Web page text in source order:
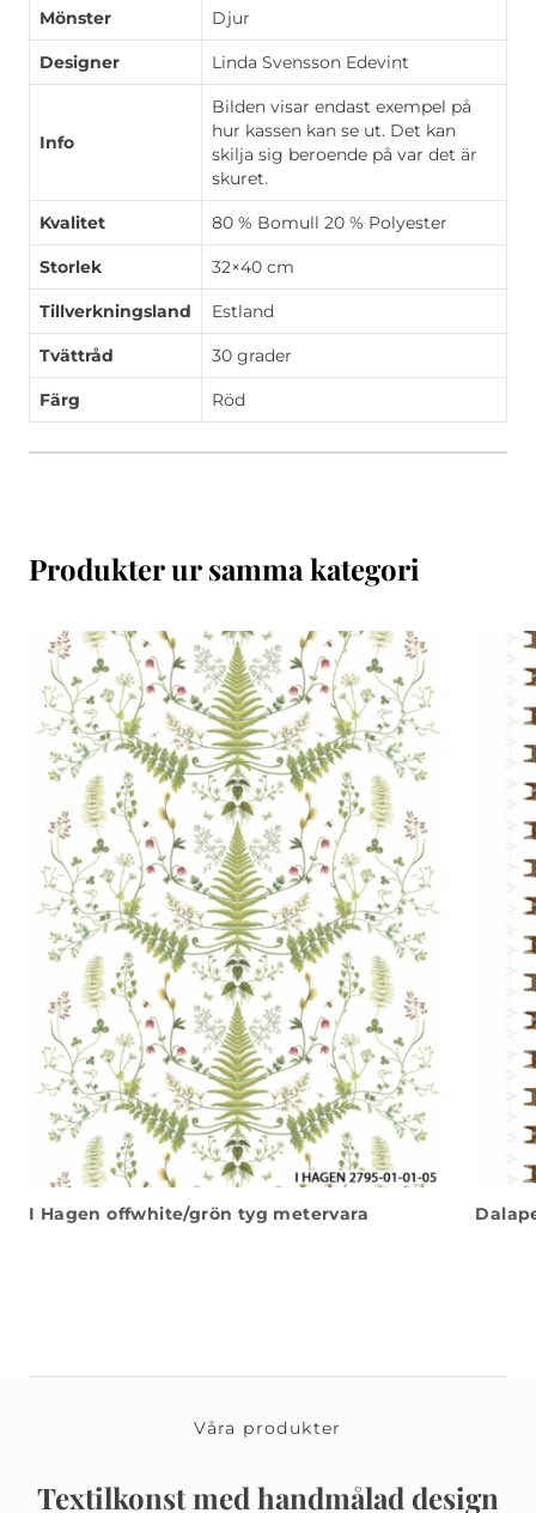
Mönster Djur
Designer Linda Svensson Edevint
Info
Bilden visar endast exempel på
hur kassen kan se ut. Det kan
skilja sig beroende på var det är
skuret.
Kvalitet 80 % Bomull 20 % Polyester
Storlek 32×40 cm
Tillverkningsland Estland
Tvättråd 30 grader
Färg Röd
Produkter ur samma kategori
I Hagen offwhite/grön tyg metervara
Våra produkter
Textilkonst med handmålad design